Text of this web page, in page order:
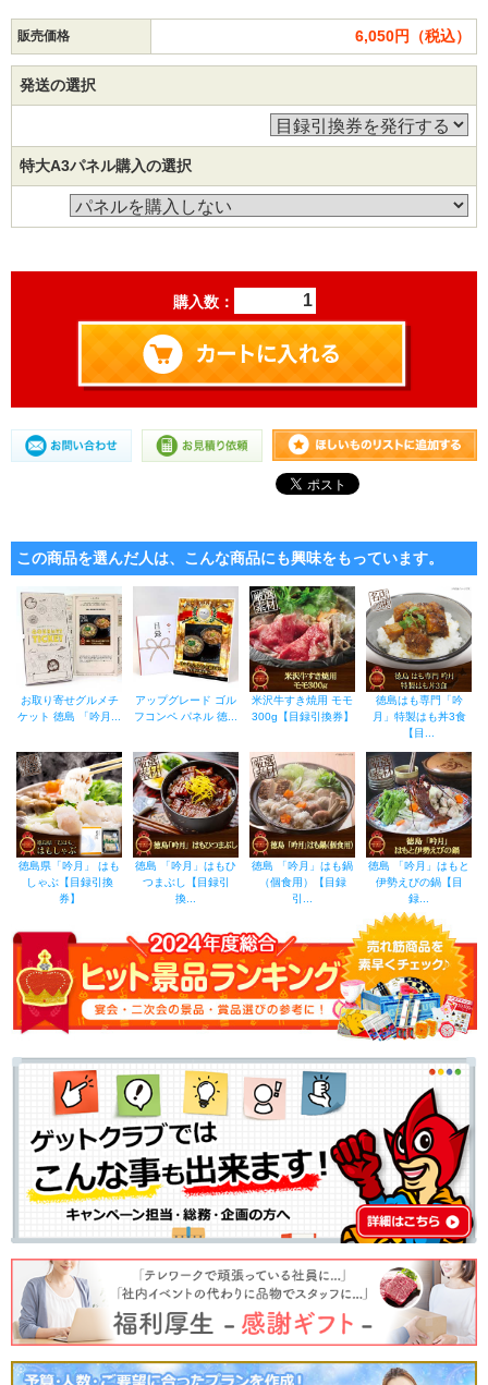
販売価格 6,050円（税込）
発送の選択
特大A3パネル購入の選択
購入数：
この商品を選んだ人は、こんな商品にも興味をもっています。
お取り寄せグルメチ
ケット 徳島 「吟月...
アップグレード ゴル
フコンペ パネル 徳...
米沢牛すき焼用 モモ
300g【目録引換券】
徳島はも専門「吟
月」特製はも丼3食
【目...
徳島県「吟月」 はも
しゃぶ【目録引換
券】
徳島 「吟月」はもひ
つまぶし【目録引
換...
徳島 「吟月」はも鍋
（個食用）【目録
引...
徳島 「吟月」はもと
伊勢えびの鍋【目
録...